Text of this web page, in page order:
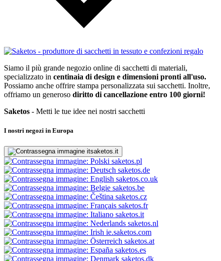
Siamo il più grande negozio online di sacchetti di materiali,
specializzato in centinaia di design e dimensioni pronti all'uso.
Possiamo anche offrire stampa personalizzata sui sacchetti. Inoltre,
offriamo un generoso diritto di cancellazione entro 100 giorni!
Saketos - Metti le tue idee nei nostri sacchetti
I nostri negozi in Europa
saketos.it
saketos.pl
saketos.de
saketos.co.uk
saketos.be
saketos.cz
saketos.fr
saketos.it
saketos.nl
ie.saketos.com
saketos.at
saketos.es
saketos.dk